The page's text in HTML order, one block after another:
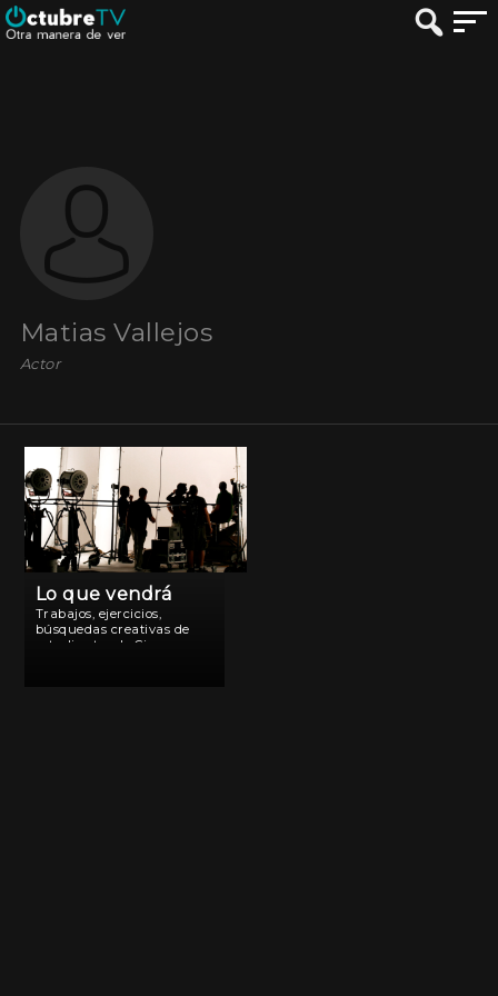
Matias Vallejos
Actor
Lo que vendrá
Trabajos, ejercicios,
búsquedas creativas de
estudiantes de Cine.